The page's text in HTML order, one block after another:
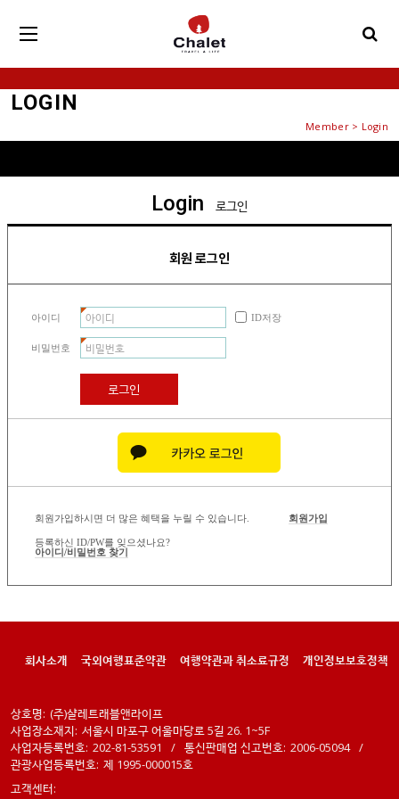
LOGIN
Member > Login
Login 로그인
회원 로그인
아이디 ID저장
비밀번호
로그인
회원가입하시면 더 많은 혜택을 누릴 수 있습니다. 회원가입
등록하신 ID/PW를 잊으셨나요?
아이디/비밀번호 찾기
회사소개 국외여행표준약관 여행약관과 취소료규정 개인정보보호정책
상호명: (주)샬레트래블앤라이프
사업장소재지: 서울시 마포구 어울마당로 5길 26. 1~5F
사업자등록번호: 202-81-53591 / 통신판매업 신고번호: 2006-05094 /
관광사업등록번호: 제 1995-000015호
고객센터: